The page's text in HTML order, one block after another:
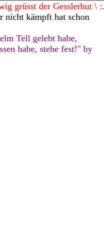
grüsst der Gesslerhut \ :.
nicht kämpft hat schon
Tell gelebt habe,
habe, stehe fest!" by